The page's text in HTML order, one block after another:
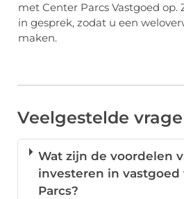
met Center Parcs Vastgoed
in gesprek, zodat u een
maken.
Veelgestelde
Wat zijn de voordelen
investeren in vastgoed
Parcs?